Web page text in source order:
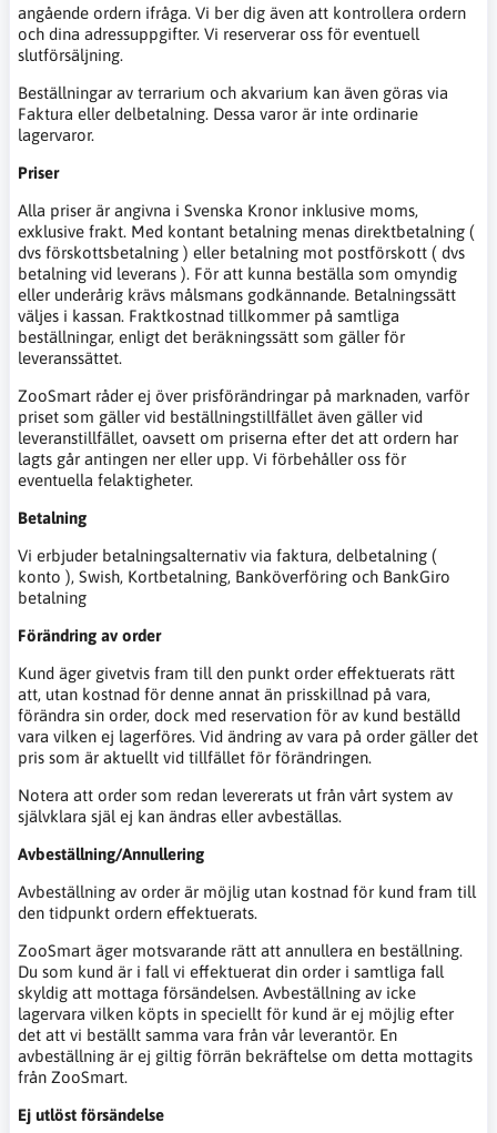
angående ordern ifråga. Vi ber dig även att kontrollera ordern
och dina adressuppgifter. Vi reserverar oss för eventuell
slutförsäljning.
Beställningar av terrarium och akvarium kan även göras via
Faktura eller delbetalning. Dessa varor är inte ordinarie
lagervaror.
Priser
Alla priser är angivna i Svenska Kronor inklusive moms,
exklusive frakt. Med kontant betalning menas direktbetalning (
dvs förskottsbetalning ) eller betalning mot postförskott ( dvs
betalning vid leverans ). För att kunna beställa som omyndig
eller underårig krävs målsmans godkännande. Betalningssätt
väljes i kassan. Fraktkostnad tillkommer på samtliga
beställningar, enligt det beräkningssätt som gäller för
leveranssättet.
ZooSmart råder ej över prisförändringar på marknaden, varför
priset som gäller vid beställningstillfället även gäller vid
leveranstillfället, oavsett om priserna efter det att ordern har
lagts går antingen ner eller upp. Vi förbehåller oss för
eventuella felaktigheter.
Betalning
Vi erbjuder betalningsalternativ via faktura, delbetalning (
konto ), Swish, Kortbetalning, Banköverföring och BankGiro
betalning
Förändring av order
Kund äger givetvis fram till den punkt order effektuerats rätt
att, utan kostnad för denne annat än prisskillnad på vara,
förändra sin order, dock med reservation för av kund beställd
vara vilken ej lagerföres. Vid ändring av vara på order gäller det
pris som är aktuellt vid tillfället för förändringen.
Notera att order som redan levererats ut från vårt system av
självklara själ ej kan ändras eller avbeställas.
Avbeställning/Annullering
Avbeställning av order är möjlig utan kostnad för kund fram till
den tidpunkt ordern effektuerats.
ZooSmart äger motsvarande rätt att annullera en beställning.
Du som kund är i fall vi effektuerat din order i samtliga fall
skyldig att mottaga försändelsen. Avbeställning av icke
lagervara vilken köpts in speciellt för kund är ej möjlig efter
det att vi beställt samma vara från vår leverantör. En
avbeställning är ej giltig förrän bekräftelse om detta mottagits
från ZooSmart.
Ej utlöst försändelse